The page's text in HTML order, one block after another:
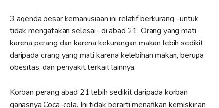
3 agenda besar kemanusiaan ini relatif berkurang –untuk
tidak mengatakan selesai- di abad 21. Orang yang mati
karena perang dan karena kekurangan makan lebih sedikit
daripada orang yang mati karena kelebihan makan, berupa
obesitas, dan penyakit terkait lainnya.
Korban perang abad 21 lebih sedikit daripada korban
ganasnya Coca-cola. Ini tidak berarti menafikan kemiskinan